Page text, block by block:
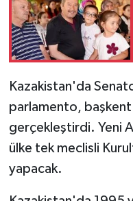
Kazakistan'da
parlamento, başkent
gerçekleştirdi. Yeni
ülke tek meclisli
yapacak.
GÜNDEM
HABERDE İNSAN
İNSAN
İş Dünyası